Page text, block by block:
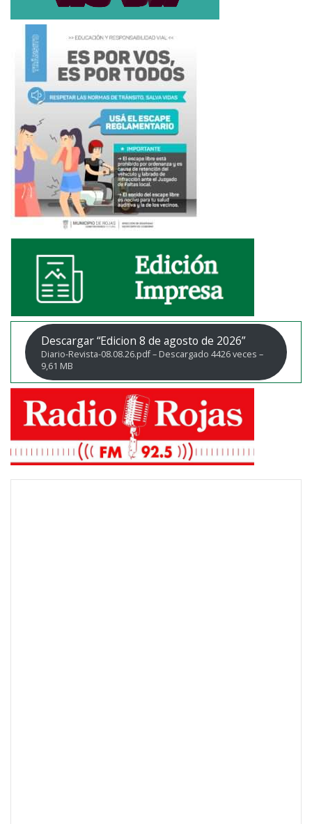
Descargar “Edicion 8 de agosto de 2026”
Diario-Revista-08.08.26.pdf – Descargado 4426 veces –
9,61 MB